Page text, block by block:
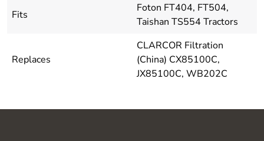
Fits
Foton FT404, FT504,
Taishan TS554 Tractors
Replaces
CLARCOR Filtration
(China) CX85100C,
JX85100C, WB202C